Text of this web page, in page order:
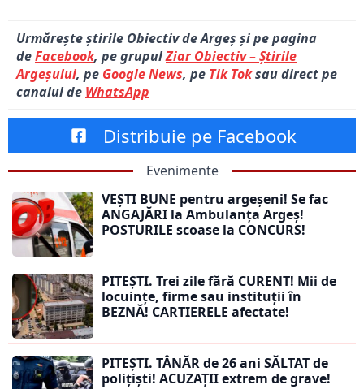
Urmărește știrile Obiectiv de Argeș și pe pagina
deFacebook, pe grupulZiar Obiectiv – Știrile
Argeșului, pe Google News, pe Tik Toksau direct pe
canalul de WhatsApp
Distribuie pe Facebook
Evenimente
VEȘTI BUNE pentru argeșeni! Se fac
ANGAJĂRI la Ambulanța Argeș!
POSTURILE scoase la CONCURS!
PITEȘTI. Trei zile fără CURENT! Mii de
locuințe, firme sau instituții în
BEZNĂ! CARTIERELE afectate!
PITEȘTI. TÂNĂR de 26 ani SĂLTAT de
polițiști! ACUZAȚII extrem de grave!